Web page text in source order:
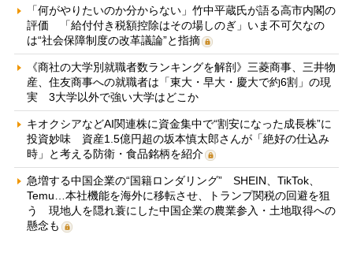
「何がやりたいのか分からない」竹中平蔵氏が語る高市内閣の
評価 「給付付き税額控除はその場しのぎ」いま不可欠なの
は“社会保障制度の改革議論”と指摘
《商社の大学別就職者数ランキングを解剖》三菱商事、三井物
産、住友商事への就職者は「東大・早大・慶大で約6割」の現
実 3大学以外で強い大学はどこか
キオクシアなどAI関連株に資金集中で“割安になった成長株”に
投資妙味 資産1.5億円超の坂本慎太郎さんが「絶好の仕込み
時」と考える防衛・食品銘柄を紹介
急増する中国企業の“国籍ロンダリング” SHEIN、TikTok、
Temu…本社機能を海外に移転させ、トランプ関税の回避を狙
う 現地人を隠れ蓑にした中国企業の農業参入・土地取得への
懸念も